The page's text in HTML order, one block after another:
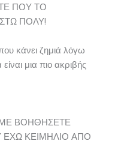
ΠΟΥ ΤΟ
ΠΟΛΥ!
κάνει ζημιά λόγω
μια πιο ακριβής
ΒΟΗΘΗΣΕΤΕ
ΕΧΩ ΚΕΙΜΗΛΙΟ ΑΠΟ